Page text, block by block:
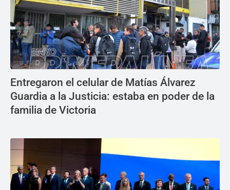
Entregaron el celular de Matías Álvarez
Guardia a la Justicia: estaba en poder de la
familia de Victoria